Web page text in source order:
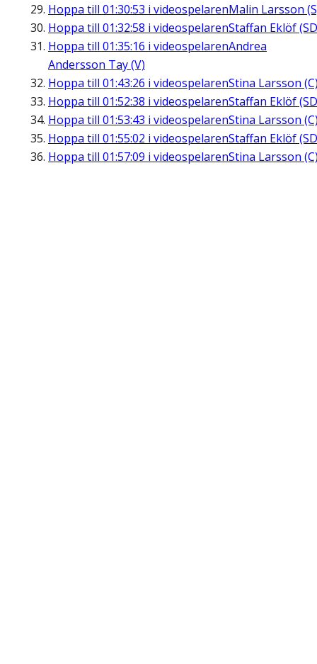
Hoppa till 01:30:53 i videospelarenMalin Larsson
Hoppa till 01:32:58 i videospelarenStaffan Eklöf
Hoppa till 01:35:16 i videospelarenAndrea
Andersson Tay (V)
Hoppa till 01:43:26 i videospelarenStina Larsson
Hoppa till 01:52:38 i videospelarenStaffan Eklöf
Hoppa till 01:53:43 i videospelarenStina Larsson
Hoppa till 01:55:02 i videospelarenStaffan Eklöf
Hoppa till 01:57:09 i videospelarenStina Larsson